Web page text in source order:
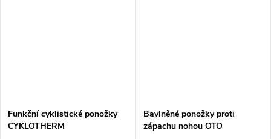
Funkční cyklistické ponožky
CYKLOTHERM
Bavlněné ponožky proti
zápachu nohou OTO